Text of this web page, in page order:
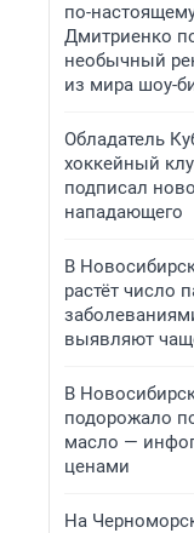
по-
Дмитриенко
необычный
из мира шоу-
Обладатель
хоккейный
подписал
нападающего
В
растёт число
выявляют
В
подорожало
масло —
ценами
На